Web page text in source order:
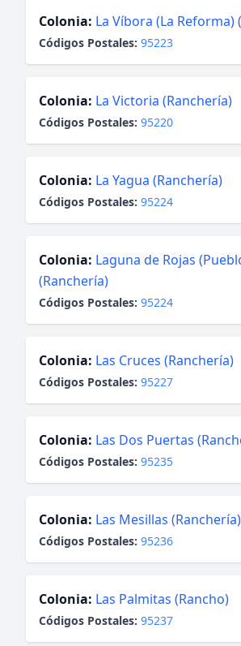
Colonia: La Víbora (La Reforma)
Códigos Postales: 95223
Colonia: La Victoria (Ranchería)
Códigos Postales: 95220
Colonia: La Yagua (Ranchería)
Códigos Postales: 95224
Colonia: Laguna de Rojas
(Ranchería)
Códigos Postales: 95224
Colonia: Las Cruces (Ranchería)
Códigos Postales: 95227
Colonia: Las Dos Puertas
Códigos Postales: 95235
Colonia: Las Mesillas (Ranchería)
Códigos Postales: 95236
Colonia: Las Palmitas (Rancho)
Códigos Postales: 95237